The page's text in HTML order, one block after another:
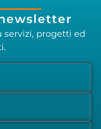
progetti ed